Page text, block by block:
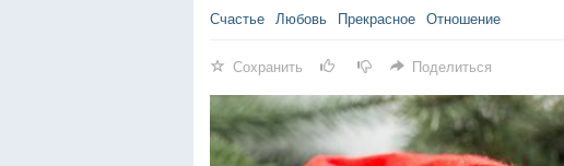
Счастье Любовь Прекрасное Отношение
Сохранить Поделиться